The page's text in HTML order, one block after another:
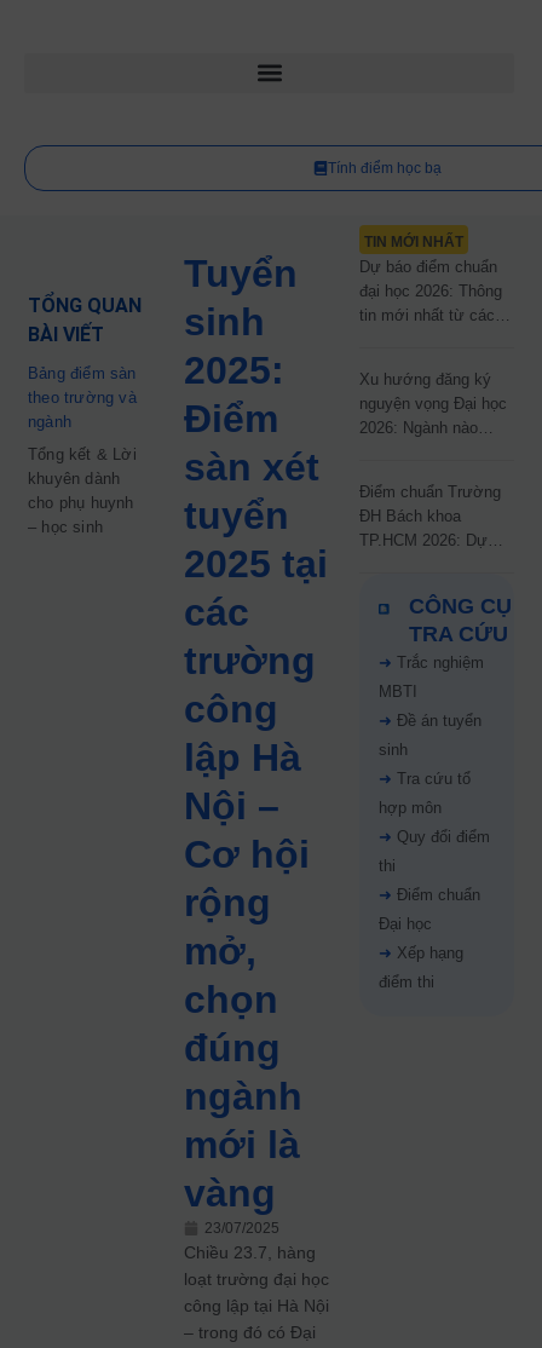
Tính điểm học bạ
TỔNG QUAN
BÀI VIẾT
Bảng điểm sàn
theo trường và
ngành
Tổng kết & Lời
khuyên dành
cho phụ huynh
– học sinh
Tuyển
sinh
2025:
Điểm
sàn xét
tuyển
2025 tại
các
trường
công
lập Hà
Nội –
Cơ hội
rộng
mở,
chọn
đúng
ngành
mới là
vàng
23/07/2025
Chiều 23.7, hàng
loạt trường đại học
công lập tại Hà Nội
– trong đó có Đại
TIN MỚI NHẤT
Dự báo điểm chuẩn
đại học 2026: Thông
tin mới nhất từ các
Xu hướng đăng ký
nguyện vọng Đại học
2026: Ngành nào
Điểm chuẩn Trường
ĐH Bách khoa
TP.HCM 2026: Dự
67%
CÔNG CỤ
TRA CỨU
➜ Trắc nghiệm
MBTI
➜ Đề án tuyển
sinh
➜ Tra cứu tổ
hợp môn
➜ Quy đổi điểm
thi
➜ Điểm chuẩn
Đại học
➜ Xếp hạng
điểm thi